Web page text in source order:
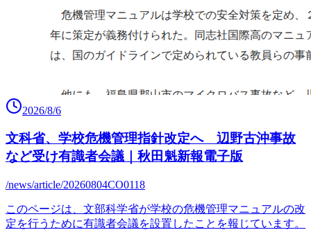
2026/8/6
文科省、学校危機管理指針改定へ 辺野古沖事故
など受け有識者会議｜秋田魁新報電子版
/news/article/20260804CO0118
このページは、文部科学省が学校の危機管理マニュアルの改
定を行うために有識者会議を設置したことを報じています。